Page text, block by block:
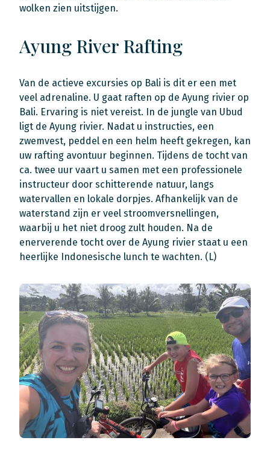
wolken zien uitstijgen.
Ayung River Rafting
Van de actieve excursies op Bali is dit er een met
veel adrenaline. U gaat raften op de Ayung rivier op
Bali. Ervaring is niet vereist. In de jungle van Ubud
ligt de Ayung rivier. Nadat u instructies, een
zwemvest, peddel en een helm heeft gekregen, kan
uw rafting avontuur beginnen. Tijdens de tocht van
ca. twee uur vaart u samen met een professionele
instructeur door schitterende natuur, langs
watervallen en lokale dorpjes. Afhankelijk van de
waterstand zijn er veel stroomversnellingen,
waarbij u het niet droog zult houden. Na de
enerverende tocht over de Ayung rivier staat u een
heerlijke Indonesische lunch te wachten. (L)